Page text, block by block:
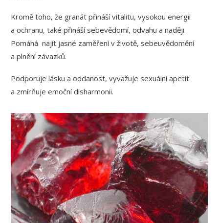
Kromě toho, že granát přináší vitalitu, vysokou energii
a ochranu, také přináší sebevědomí, odvahu a naději.
Pomáhá najít jasné zaměření v životě, sebeuvědomění
a plnění závazků.
Podporuje lásku a oddanost, vyvažuje sexuální apetit
a zmírňuje emoční disharmonii.